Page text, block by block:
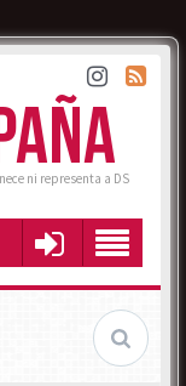
ni representa a DS